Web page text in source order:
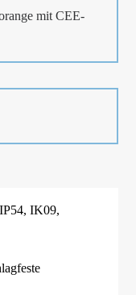
mit CEE-
IK09,